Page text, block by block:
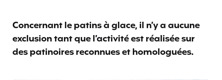
Concernant le patins à glace, il n’y a aucune
exclusion tant que l’activité est réalisée sur
des patinoires reconnues et homologuées.